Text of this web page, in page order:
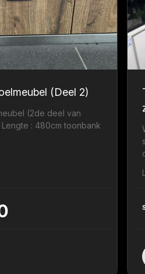
(Deel 2)
(2de deel van
: 480cm toonbank